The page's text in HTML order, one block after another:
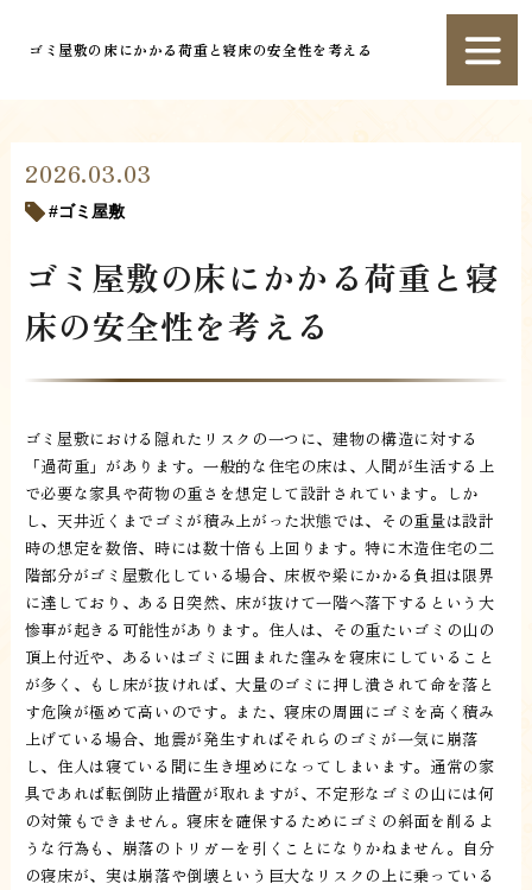
ゴミ屋敷の床にかかる荷重と寝床の安全性を考える
2026.03.03
ゴミ屋敷
ゴミ屋敷の床にかかる荷重と寝
床の安全性を考える
ゴミ屋敷における隠れたリスクの一つに、建物の構造に対する
「過荷重」があります。一般的な住宅の床は、人間が生活する上
で必要な家具や荷物の重さを想定して設計されています。しか
し、天井近くまでゴミが積み上がった状態では、その重量は設計
時の想定を数倍、時には数十倍も上回ります。特に木造住宅の二
階部分がゴミ屋敷化している場合、床板や梁にかかる負担は限界
に達しており、ある日突然、床が抜けて一階へ落下するという大
惨事が起きる可能性があります。住人は、その重たいゴミの山の
頂上付近や、あるいはゴミに囲まれた窪みを寝床にしていること
が多く、もし床が抜ければ、大量のゴミに押し潰されて命を落と
す危険が極めて高いのです。また、寝床の周囲にゴミを高く積み
上げている場合、地震が発生すればそれらのゴミが一気に崩落
し、住人は寝ている間に生き埋めになってしまいます。通常の家
具であれば転倒防止措置が取れますが、不定形なゴミの山には何
の対策もできません。寝床を確保するためにゴミの斜面を削るよ
うな行為も、崩落のトリガーを引くことになりかねません。自分
の寝床が、実は崩落や倒壊という巨大なリスクの上に乗っている